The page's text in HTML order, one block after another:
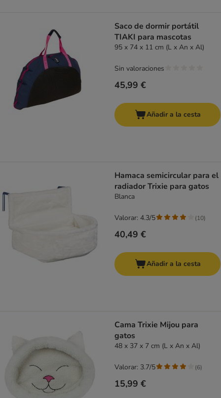
Saco de dormir portátil
TIAKI para mascotas
95 x 74 x 11 cm (L x An x Al)
45,99 €
Sin valoraciones
Añadir a la cesta
Hamaca semicircular para el
radiador Trixie para gatos
Blanca
40,49 €
Valorar: 4.3/5 (10)
Añadir a la cesta
Cama Trixie Mijou para
gatos
48 x 37 x 7 cm (L x An x Al)
15,99 €
Valorar: 3.7/5 (6)